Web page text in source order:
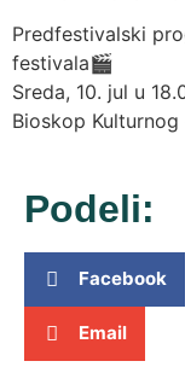
Predfestivalski
festivala🎬
Sreda, 10. jul u
Bioskop Kulturnog
Podeli:
Facebook
Email